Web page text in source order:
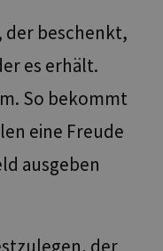
der beschenkt,
es erhält.
So bekommt
eine Freude
ausgeben